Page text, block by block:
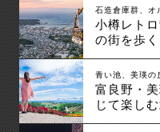
石造倉庫群、オ
小樽レト
の街を歩
青い池、美瑛の
富良野・
じて楽し